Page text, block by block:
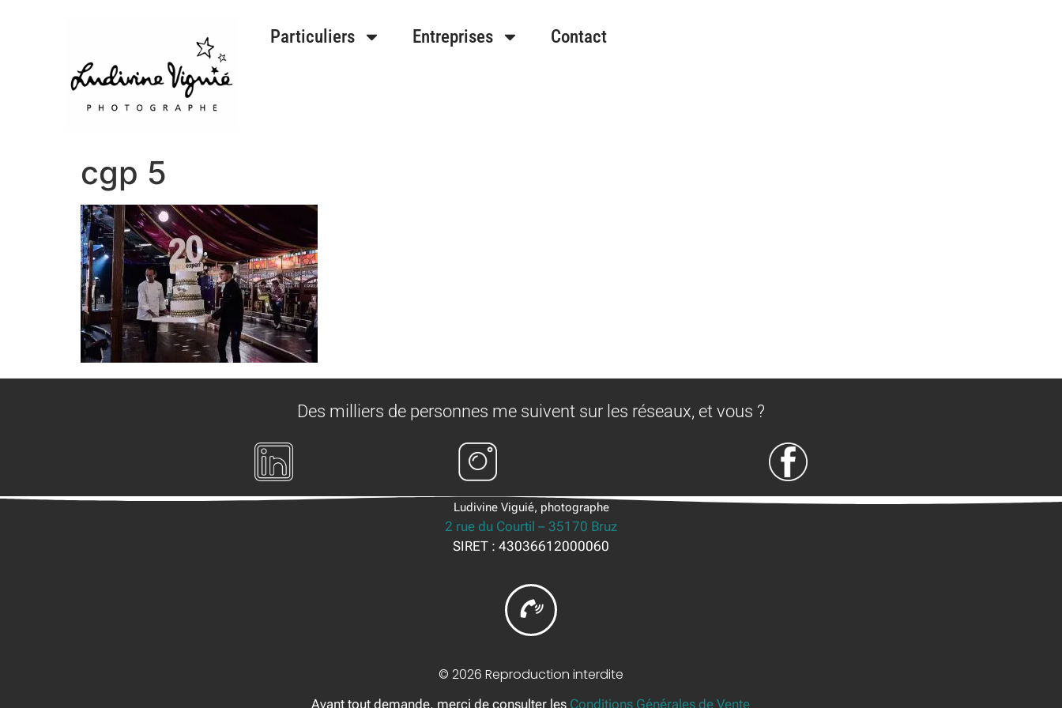
Particuliers Entreprises Contact
cgp 5
Des milliers de personnes me suivent sur les réseaux, et vous ?
Ludivine Viguié, photographe
2 rue du Courtil – 35170 Bruz
SIRET : 43036612000060
© 2026 Reproduction interdite
Avant tout demande, merci de consulter les Conditions Générales de Vente